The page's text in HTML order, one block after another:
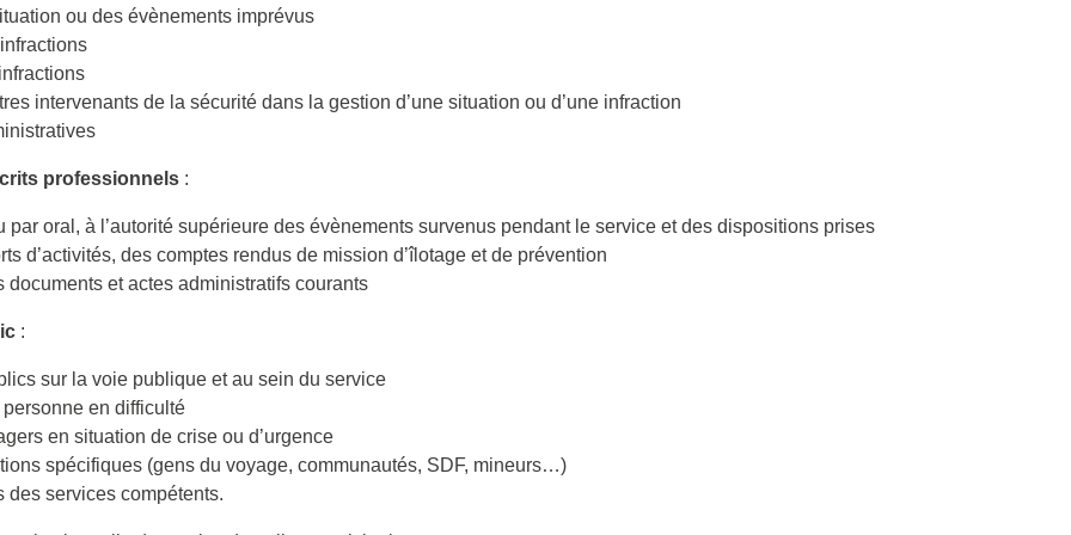
ou des évènements imprévus
intervenants de la sécurité dans la gestion d’une situation ou d’une infraction
professionnels:
par oral, à l’autorité supérieure des évènements survenus pendant le service et des dispositions prises
d’activités, des comptes rendus de mission d’îlotage et de prévention
et actes administratifs courants
:
sur la voie publique et au sein du service
en difficulté
en situation de crise ou d’urgence
spécifiques (gens du voyage, communautés, SDF, mineurs…)
des services compétents.